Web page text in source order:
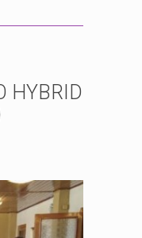
HYBRID